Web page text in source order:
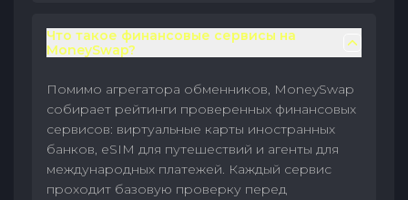
Что такое финансовые сервисы на
MoneySwap?
Помимо агрегатора обменников, MoneySwap
собирает рейтинги проверенных финансовых
сервисов: виртуальные карты иностранных
банков, eSIM для путешествий и агенты для
международных платежей. Каждый сервис
проходит базовую проверку перед